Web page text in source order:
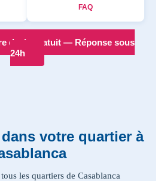
FAQ
devis gratuit — Réponse sous
24h
votre quartier à
les quartiers de Casablanca